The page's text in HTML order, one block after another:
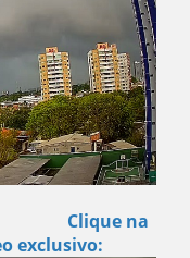
Clique na
exclusivo: